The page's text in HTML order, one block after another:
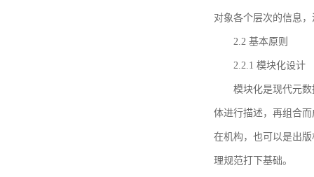
对象各个层次的信息
2.2 基本原则
2.2.1 模块化设计
模块化是现代元
体进行描述，再组合
在机构，也可以是出
理规范打下基础。